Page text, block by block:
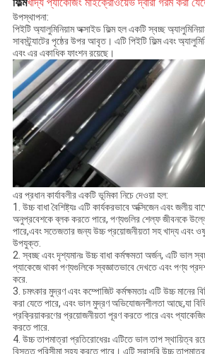
ফিল্মখাদ্য প্যাকেজিং মাইক্রোওয়েভ দ্বারা গরম করা
উপস্থাপনা:
পিইটি অ্যালুমিনিয়াম অক্সাইড ফিল্ম হল একটি স্বচ্ছ
সাবস্ট্র্যাটের পৃষ্ঠের উপর আবৃত। এটি পিইটি ফিল্ম এবং
এবং এর একাধিক ফাংশন রয়েছে।
এর প্রধান কার্যাবলীর একটি ভূমিকা নিচে দেওয়া হল:
1. উচ্চ বাধা বৈশিষ্ট্যঃ এটি কার্যকরভাবে অক্সিজেন এবং জলীয়
অনুপ্রবেশকে ব্লক করতে পারে, পণ্যগুলির শেল্ফ জীবনকে
পারে,এবং সতেজতার জন্য উচ্চ প্রয়োজনীয়তা সহ খাদ্য এবং
উপযুক্ত.
2. স্বচ্ছ এবং দৃশ্যমানঃ উচ্চ বাধা কর্মক্ষমতা অর্জন, এটি ভাল
প্যাকেজে থাকা পণ্যগুলিকে স্বজ্ঞাতভাবে দেখতে এবং পণ্য
করে.
3. চমৎকার মুদ্রণ এবং কম্পোজিট কর্মক্ষমতাঃ এটি উচ্চ মানের
করা যেতে পারে, এবং ভাল মুদ্রণ অভিযোজনশীলতা আছে,যা
প্রক্রিয়াকরণের প্রয়োজনীয়তা পূরণ করতে পারে এবং
করতে পারে.
4. উচ্চ তাপমাত্রা প্রতিরোধেরঃ এটিতে ভাল তাপ স্থায়িত্ব
বিস্তৃত পরিসীমা সহ্য করতে পারে। এটি সরাসরি উচ্চ